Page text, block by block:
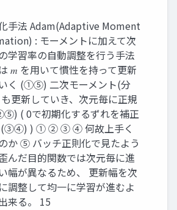
手法 Adam(Adaptive Moment
: モーメントに加えて次
学習率の自動調整を行う手法
𝑚 を用いて慣性を持って更新
く (①⑤) 二次モーメント(分
更新していき、次元毎に正規
( 0で初期化するずれを補正
(③④) ) ① ② ③ ④ 何故上手く
か ⑤ バッチ正則化で見たよう
んだ目的関数では次元毎に進
幅が異なるため、 更新幅を次
調整して均一に学習が進むよ
来る。 15